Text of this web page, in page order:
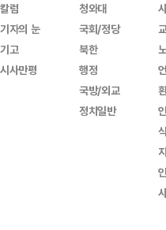
칼럼
기자의 눈
기고
시사만평
청와대
국회/정당
북한
행정
국방/외교
정치일반